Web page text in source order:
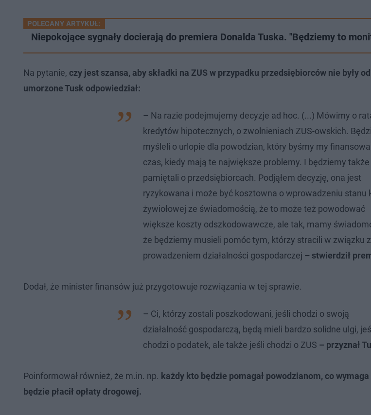
POLECANY ARTYKUŁ:
Niepokojące sygnały docierają do premiera Donalda Tuska. "Będziemy to
Na pytanie, czy jest szansa, aby składki na ZUS w przypadku przedsiębiorców nie były
umorzone Tusk odpowiedział:
– Na razie podejmujemy decyzje ad hoc. (...) Mówimy o
kredytów hipotecznych, o zwolnieniach ZUS-owskich.
myśleli o urlopie dla powodzian, który byśmy my
czas, kiedy mają te największe problemy. I będziemy także
pamiętali o przedsiębiorcach. Podjąłem decyzję, ona jest
ryzykowana i może być kosztowna o wprowadzeniu stanu
żywiołowej ze świadomością, że to może też powodować
większe koszty odszkodowawcze, ale tak, mamy
że będziemy musieli pomóc tym, którzy stracili w związku z
prowadzeniem działalności gospodarczej – stwierdził
Dodał, że minister finansów już przygotowuje rozwiązania w tej sprawie.
– Ci, którzy zostali poszkodowani, jeśli chodzi o swoją
działalność gospodarczą, będą mieli bardzo solidne ulgi,
chodzi o podatek, ale także jeśli chodzi o ZUS – przyznał
Poinformował również, że m.in. np. każdy kto będzie pomagał powodzianom, co
będzie płacił opłaty drogowej.